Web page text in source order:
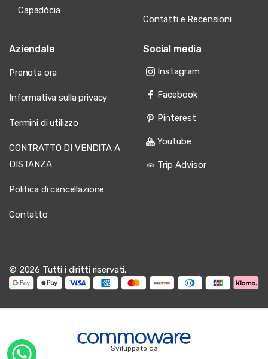
Capadócia
Contatti e Recensioni
Aziendale
Prenota ora
Informativa sulla privacy
Termini di utilizzo
CONTRATTO DI VENDITA A
DISTANZA
Politica di cancellazione
Contatto
Social media
Instagram
Facebook
Pinterest
Youtube
Trip Advisor
© 2026 Tutti i diritti riservati.
Sviluppato da